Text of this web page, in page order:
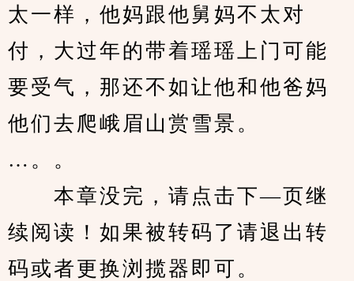
太一样，他妈跟他舅妈不太对
付，大过年的带着瑶瑶上门可能
要受气，那还不如让他和他爸妈
他们去爬峨眉山赏雪景。
…。。
本章没完，请点击下—页继
续阅读！如果被转码了请退出转
码或者更换浏揽器即可。